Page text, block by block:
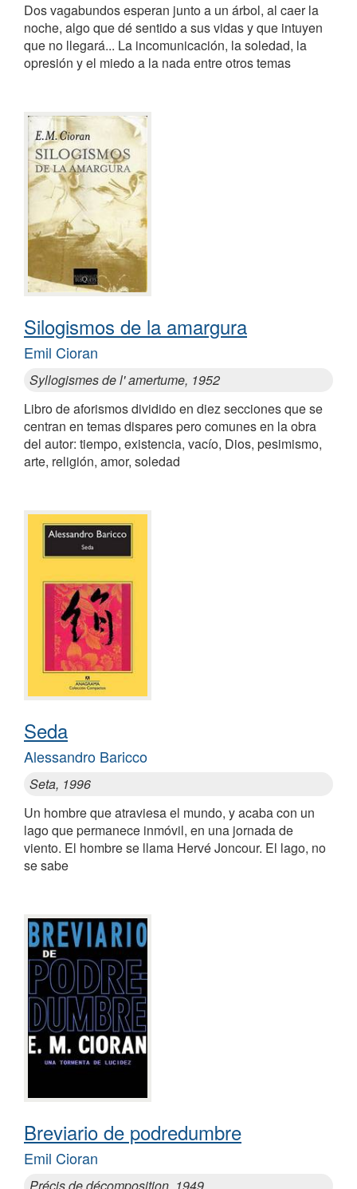
Dos vagabundos esperan junto a un árbol, al caer la
noche, algo que dé sentido a sus vidas y que intuyen
que no llegará... La incomunicación, la soledad, la
opresión y el miedo a la nada entre otros temas
Silogismos de la amargura
Emil Cioran
Syllogismes de l' amertume, 1952
Libro de aforismos dividido en diez secciones que se
centran en temas dispares pero comunes en la obra
del autor: tiempo, existencia, vacío, Dios, pesimismo,
arte, religión, amor, soledad
Seda
Alessandro Baricco
Seta, 1996
Un hombre que atraviesa el mundo, y acaba con un
lago que permanece inmóvil, en una jornada de
viento. El hombre se llama Hervé Joncour. El lago, no
se sabe
Breviario de podredumbre
Emil Cioran